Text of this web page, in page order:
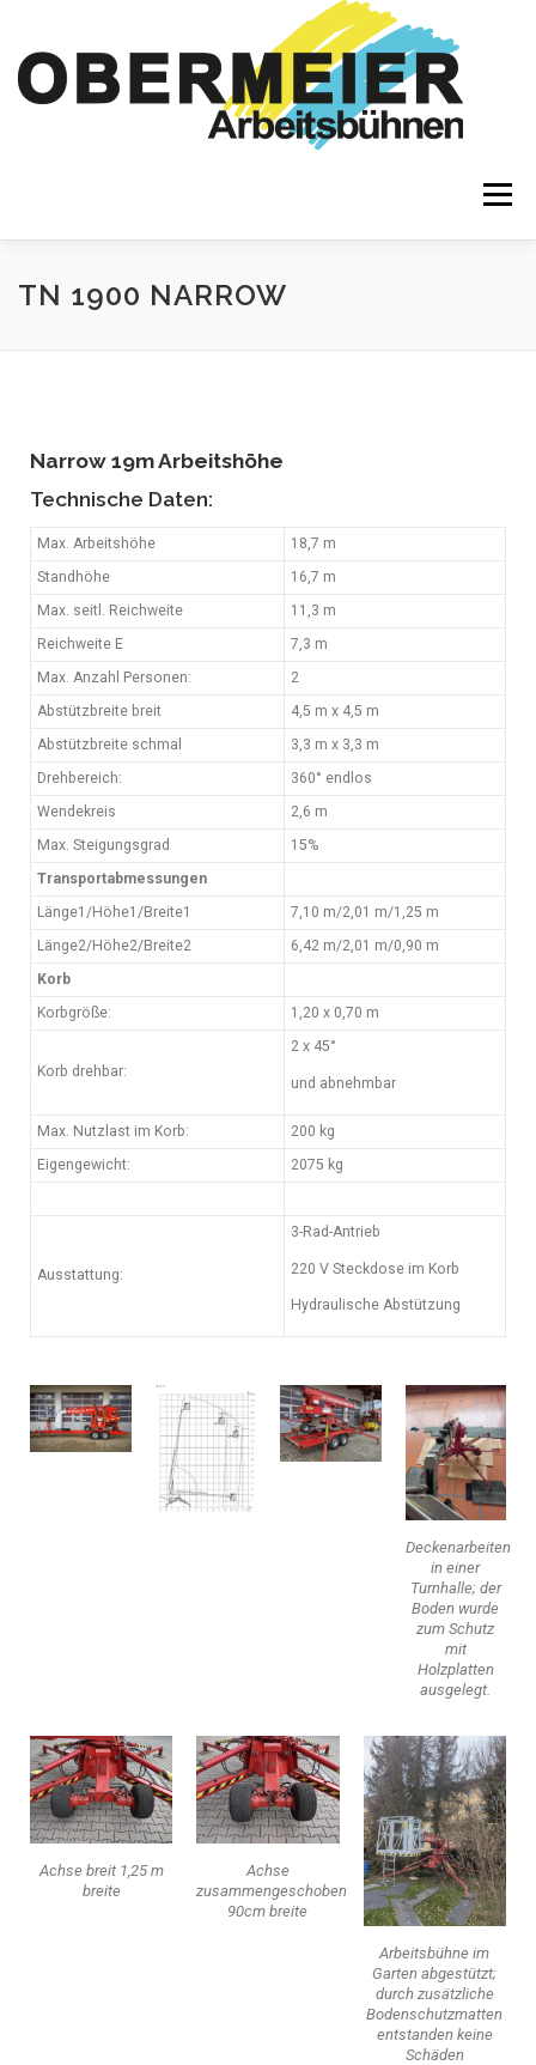
Menü
MIETGERÄTE LEISTUNGEN
✆ 08084 7576 INFO@ARBEITSBÜHNENVERLEIH.COM
TN 1900 NARROW
Narrow 19m Arbeitshöhe
Technische Daten:
Max. Arbeitshöhe
18,7 m
Standhöhe
16,7 m
Max. seitl. Reichweite
11,3 m
Reichweite E
7,3 m
Max. Anzahl Personen:
2
Abstützbreite breit
4,5 m x 4,5 m
Abstützbreite schmal
3,3 m x 3,3 m
Drehbereich:
360° endlos
Wendekreis
2,6 m
Max. Steigungsgrad
15%
Transportabmessungen
Länge1/Höhe1/Breite1
7,10 m/2,01 m/1,25 m
Länge2/Höhe2/Breite2
6,42 m/2,01 m/0,90 m
Korb
Korbgröße:
1,20 x 0,70 m
Korb drehbar:
2 x 45°
und abnehmbar
Max. Nutzlast im Korb:
200 kg
Eigengewicht:
2075 kg
Ausstattung:
3-Rad-Antrieb
220 V Steckdose im Korb
Hydraulische Abstützung
Deckenarbeiten
in einer
Turnhalle; der
Boden wurde
zum Schutz
mit
Holzplatten
ausgelegt.
Achse breit 1,25 m
breite
Achse
zusammengeschoben
90cm breite
Arbeitsbühne im
Garten abgestützt;
durch zusätzliche
Bodenschutzmatten
entstanden keine
Schäden